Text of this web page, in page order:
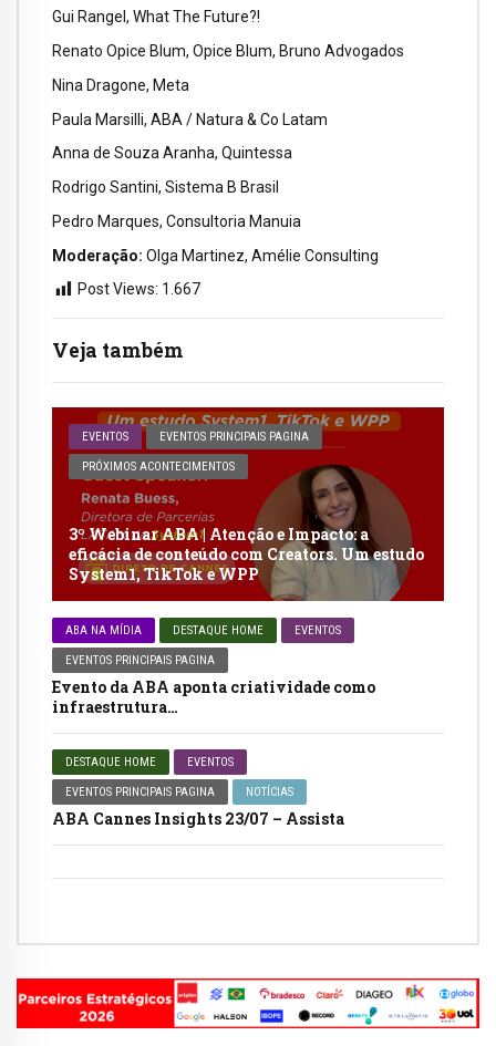
Veja também
EVENTOS EVENTOS PRINCIPAIS PAGINA
PRÓXIMOS ACONTECIMENTOS
3º Webinar ABA | Atenção e Impacto: a
eficácia de conteúdo com Creators. Um estudo
System1, TikTok e WPP
ABA NA MÍDIA DESTAQUE HOME EVENTOS
EVENTOS PRINCIPAIS PAGINA
Evento da ABA aponta criatividade como
infraestrutura…
DESTAQUE HOME EVENTOS
EVENTOS PRINCIPAIS PAGINA NOTÍCIAS
ABA Cannes Insights 23/07 – Assista
Gui Rangel, What The Future?!
Renato Opice Blum, Opice Blum, Bruno Advogados
Nina Dragone, Meta
Paula Marsilli, ABA / Natura & Co Latam
Anna de Souza Aranha, Quintessa
Rodrigo Santini, Sistema B Brasil
Pedro Marques, Consultoria Manuia
Moderação: Olga Martinez, Amélie Consulting
Post Views: 1.667